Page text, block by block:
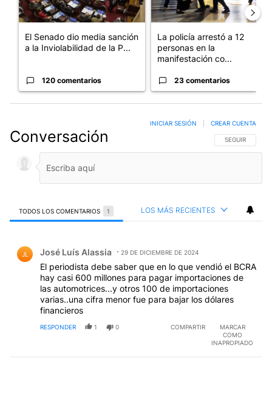
El Senado dio media sanción
a la Inviolabilidad de la P...
120 comentarios
La policía arrestó a 12
personas en la
manifestación co...
23 comentarios
Conversación SIGA ESTA
SEGUIR
INICIAR SESIÓN CREAR CUENTA
TODOS LOS COMENTARIOS 1 LOS MÁS RECIENTES
JL José Luís Alassia 29 DE DICIEMBRE DE 2024
El periodista debe saber que en lo que vendió el BCRA
hay casi 600 millones para pagar importaciones de
las automotrices...y otros 100 de importaciones
varias..una cifra menor fue para bajar los dólares
financieros
RESPONDER 1 0 COMPARTIR
MARCAR
COMO
INAPROPIADO